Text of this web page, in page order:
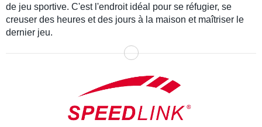
de jeu sportive. C'est l'endroit idéal pour se réfugier, se
creuser des heures et des jours à la maison et maîtriser le
dernier jeu.